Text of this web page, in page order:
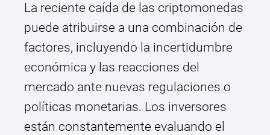
La reciente caída de las criptomonedas
puede atribuirse a una combinación de
factores, incluyendo la incertidumbre
económica y las reacciones del
mercado ante nuevas regulaciones o
políticas monetarias. Los inversores
están constantemente evaluando el